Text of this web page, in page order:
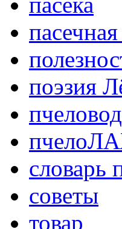
поэзия
словарь
советы
товар